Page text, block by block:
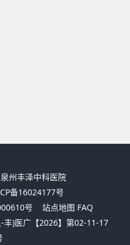
泉州丰泽中科医院
备16024177号
号
站点地图 FAQ
丰)医广【2026】第02-11-17